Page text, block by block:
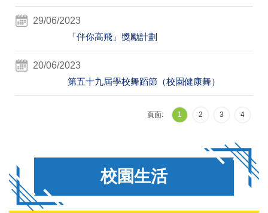
29/06/2023
「伴你高飛」獎勵計劃
20/06/2023
第五十九屆學校舞蹈節（校園健康舞）
頁面: 1 2 3 4
校園生活